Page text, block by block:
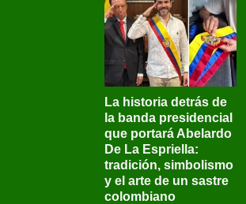
La historia detrás de
la banda presidencial
que portará Abelardo
De La Espriella:
tradición, simbolismo
y el arte de un sastre
colombiano